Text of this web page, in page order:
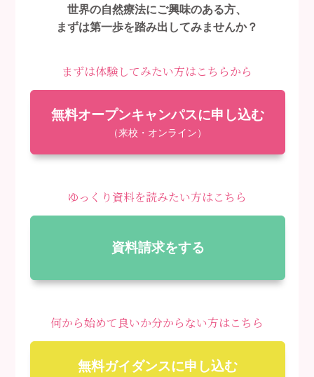
世界の自然療法にご興味のある方、
まずは第一歩を踏み出してみませんか？
まずは体験してみたい方はこちらから
無料オープンキャンパスに申し込む
（来校・オンライン）
ゆっくり資料を読みたい方はこちら
資料請求をする
何から始めて良いか分からない方はこちら
無料ガイダンスに申し込む